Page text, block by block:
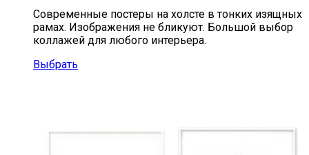
Современные постеры на холсте в тонких изящных
рамах. Изображения не бликуют. Большой выбор
коллажей для любого интерьера.
Выбрать